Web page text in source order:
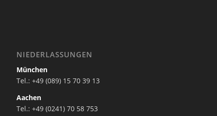
NIEDERLASSUNGEN
München
Tel.: +49 (089) 15 70 39 13
Aachen
Tel.: +49 (0241) 70 58 753